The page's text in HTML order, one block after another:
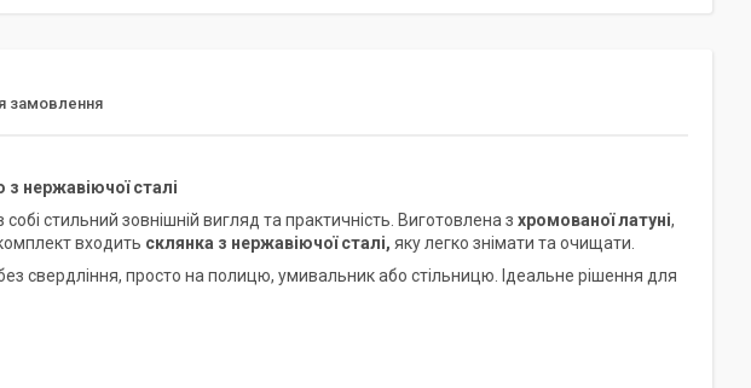
замовлення
з нержавіючої сталі
собі стильний зовнішній вигляд та практичність. Виготовлена з хромованої латуні,
входить склянка з нержавіючої сталі, яку легко знімати та очищати.
свердління, просто на полицю, умивальник або стільницю. Ідеальне рішення для